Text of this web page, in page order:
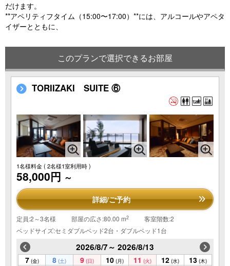
だけます。
**アペリティフタイム（15:00〜17:00）**には、アルコールやアペタ
イザーとともに、
このプランで選択できるお部屋
TORIIZAKI SUITE ⑥
1名様料金( 2名様1室利用時 )
58,000円 ～
詳細/ご予約
定員:2～3名様 部屋の広さ:80.00 m2
客室階数:2
ベッドサイズ:セミダブルベッド2台・ダブルベッド1台
2026/8/7～ 2026/8/13
7 (金) 8 (土) 9 (日) 10 (月) 11 (火) 12 (水) 13 (木)